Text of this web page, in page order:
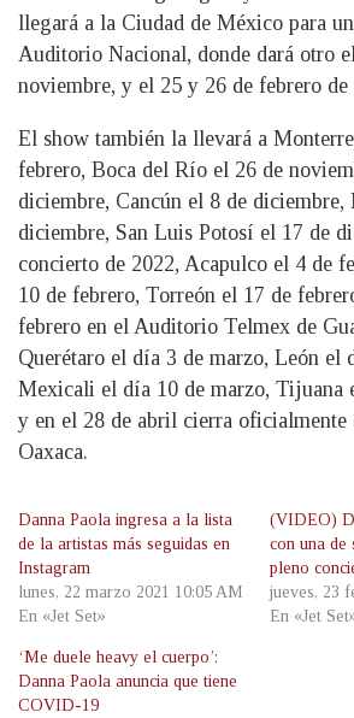
llegará a la Ciudad de México para
Auditorio Nacional, donde dará otro
noviembre, y el 25 y 26 de febrero de
El show también la llevará a
febrero, Boca del Río el 26 de
diciembre, Cancún el 8 de diciembre,
diciembre, San Luis Potosí el 17 de
concierto de 2022, Acapulco el 4 de
10 de febrero, Torreón el 17 de
febrero en el Auditorio Telmex de
Querétaro el día 3 de marzo, León el
Mexicali el día 10 de marzo, Tijuana
y en el 28 de abril cierra oficialmente
Oaxaca.
Danna Paola ingresa a la lista
de la artistas más seguidas en
Instagram
lunes, 22 marzo 2021 10:05 AM
En «Jet Set»
(VIDEO)
con una de
pleno
jueves, 23
En «Jet
‘Me duele heavy el cuerpo’:
Danna Paola anuncia que tiene
COVID-19